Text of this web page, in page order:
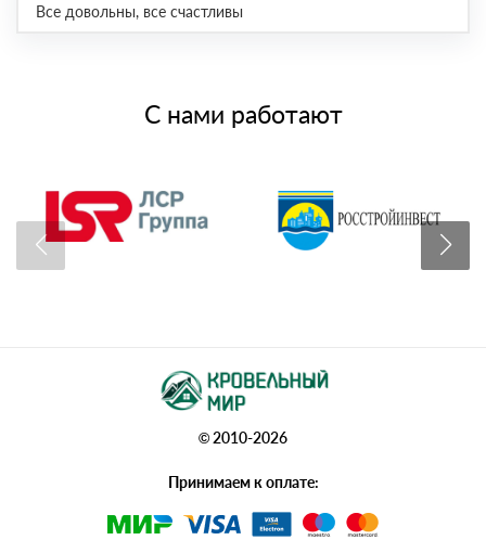
Все довольны, все счастливы
С нами работают
© 2010-2026
Принимаем к оплате: